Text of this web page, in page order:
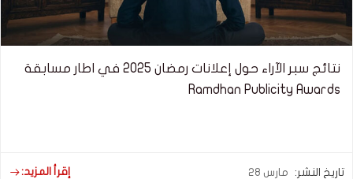
نتائج سبر الآراء حول إعلانات رمضان 2025 في اطار مسابقة
Ramdhan Publicity Awards
تاريخ النشر: مارس 28 إقرأ المزيد: